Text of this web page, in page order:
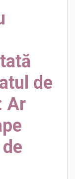
de
Ar